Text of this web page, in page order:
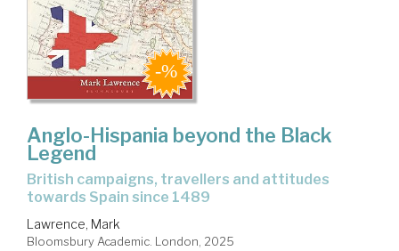
Anglo-Hispania beyond the Black
Legend
British campaigns, travellers and attitudes
towards Spain since 1489
Lawrence, Mark
Bloomsbury Academic. London, 2025